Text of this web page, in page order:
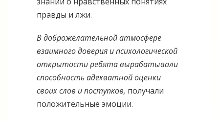
правды и лжи.
В доброжелательной атмосфере
взаимного доверия и психологической
открытости ребята вырабатывали
способность адекватной оценки
своих слов и поступков, получали
положительные эмоции.